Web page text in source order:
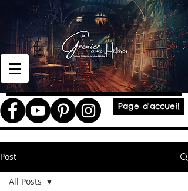
Page d'accueil
Post
All Posts